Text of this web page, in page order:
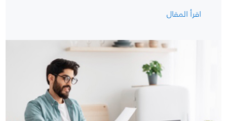
اقرأ المقال